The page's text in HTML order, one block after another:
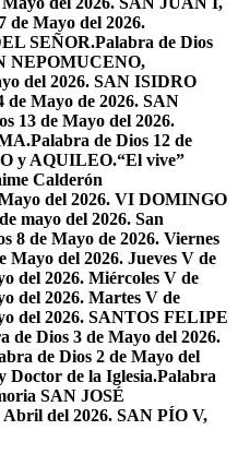
de Mayo del 2026.
SEÑOR.Palabra de Dios
NEPOMUCENO,
del 2026. SAN ISIDRO
de Mayo de 2026. SAN
13 de Mayo del 2026.
Palabra de Dios 12 de
y AQUILEO.“El vive”
Calderón
del 2026. VI DOMINGO
mayo del 2026. San
8 de Mayo de 2026. Viernes
Mayo del 2026. Jueves V de
del 2026. Miércoles V de
del 2026. Martes V de
del 2026. SANTOS FELIPE
de Dios 3 de Mayo del 2026.
de Dios 2 de Mayo del
Doctor de la Iglesia.Palabra
SAN JOSÉ
Abril del 2026. SAN PÍO V,